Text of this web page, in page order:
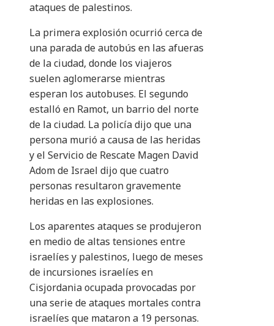
ataques de palestinos.
La primera explosión ocurrió cerca de
una parada de autobús en las afueras
de la ciudad, donde los viajeros
suelen aglomerarse mientras
esperan los autobuses. El segundo
estalló en Ramot, un barrio del norte
de la ciudad. La policía dijo que una
persona murió a causa de las heridas
y el Servicio de Rescate Magen David
Adom de Israel dijo que cuatro
personas resultaron gravemente
heridas en las explosiones.
Los aparentes ataques se produjeron
en medio de altas tensiones entre
israelíes y palestinos, luego de meses
de incursiones israelíes en
Cisjordania ocupada provocadas por
una serie de ataques mortales contra
israelíes que mataron a 19 personas.